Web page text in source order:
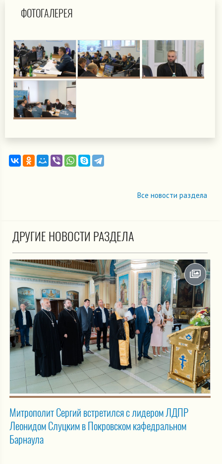
ФОТОГАЛЕРЕЯ
Все новости раздела
ДРУГИЕ НОВОСТИ РАЗДЕЛА
Митрополит Сергий встретился с лидером ЛДПР
Леонидом Слуцким в Покровском кафедральном
Барнаула